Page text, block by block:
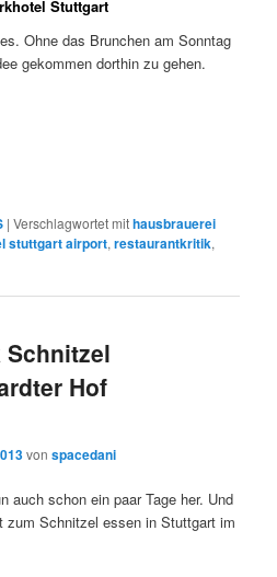
Stuttgart
Ohne das Brunchen am Sonntag
gekommen dorthin zu gehen.
|Verschlagwortet mithausbrauerei
stuttgart airport,restaurantkritik,
Hof
vonspacedani
auch schon ein paar Tage her. Und
zum Schnitzel essen in Stuttgart im